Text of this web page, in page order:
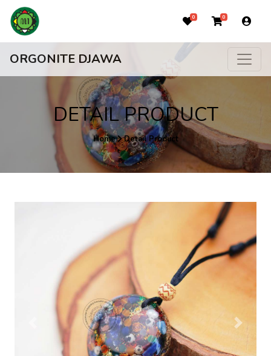
0 0
ORGONITE DJAWA
DETAIL PRODUCT
Home Detail Product
Previous Next